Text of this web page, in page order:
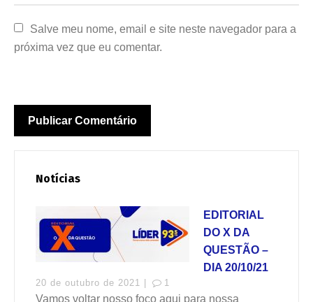
Salve meu nome, email e site neste navegador para a
próxima vez que eu comentar.
Notícias
EDITORIAL
DO X DA
QUESTÃO –
DIA 20/10/21
20 de outubro de 2021 | 1
Vamos voltar nosso foco aqui para nossa